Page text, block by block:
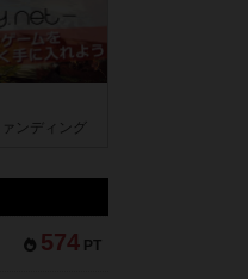
ンディング
574 PT